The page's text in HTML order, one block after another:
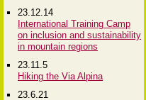
23.12.14
International Training Camp
on inclusion and sustainability
in mountain regions
23.11.5
Hiking the Via Alpina
23.6.21